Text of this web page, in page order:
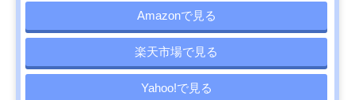
Amazonで見る
楽天市場で見る
Yahoo!で見る